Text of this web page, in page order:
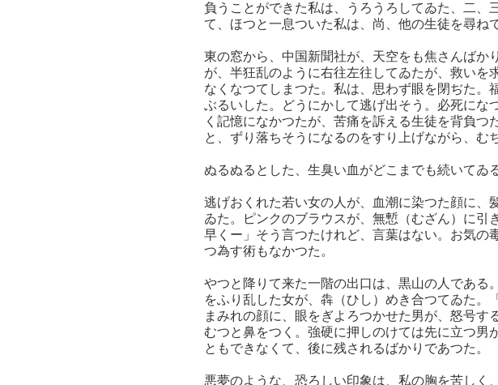
負うことができた私は、うろうろしてゐた、二
て、ほつと一息ついた私は、尚、他の生徒を尋ね
東の窓から、中国新聞社が、天空をも焦さんば
が、半狂乱のように右往左往してゐたが、救い
なくなつてしまつた。私は、思わず眼を閉ぢた
ぶるいした。どうにかして逃げ出そう。必死にな
く記憶になかつたが、苦痛を訴える生徒を背負
と、ずり落ちそうになるのをすり上げながら、む
ぬるぬるとした、生臭い血がどこまでも続いて
逃げおくれた若い女の人が、血潮に染つた顔に、
ゐた。ピンクのブラウスが、無慙（むざん）に引
早くー」そう言つたけれど、言葉はない。お気の
つ為す術もなかつた。
やつと降りて来た一階の出口は、黒山の人であ
をふり乱した女が、犇（ひし）めき合つてゐた
まみれの顔に、眼をぎよろつかせた男が、怒号す
むつと鼻をつく。強硬に押しのけては先に立つ男
ともできなくて、後に残されるばかりであつた。
悪夢のような、恐ろしい印象は、私の胸を苦しく